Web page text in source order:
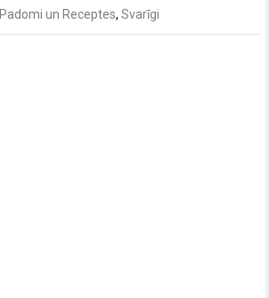
Padomi un Receptes,Svarīgi